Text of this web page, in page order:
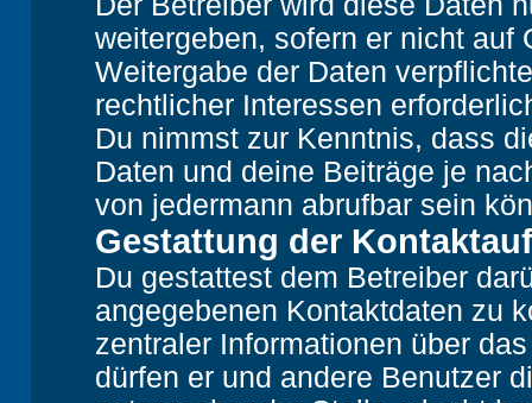
weitergeben, sofern er nicht auf
Weitergabe der Daten
rechtlicher Interessen
Du nimmst zur Kenntnis, dass
Daten und deine Beiträge je
von jedermann abrufbar sein
Gestattung der
Du gestattest dem Betreiber
angegebenen Kontaktdaten zu
zentraler Informationen über
dürfen er und andere Benutzer